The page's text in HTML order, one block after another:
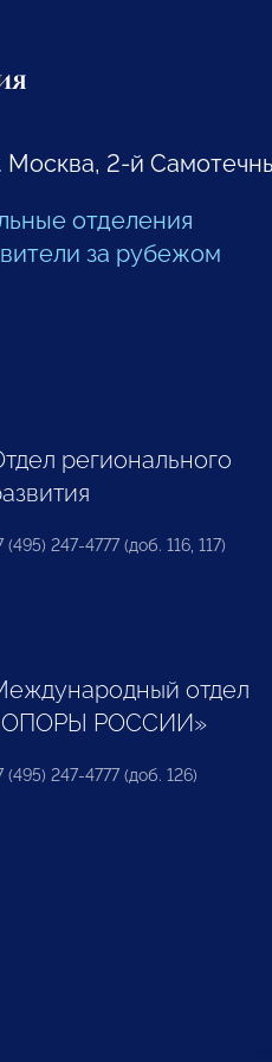
Москва, 2-й
отделения
за рубежом
регионального
(495) 247-4777 (доб. 116, 117)
отдел
РОССИИ»
(495) 247-4777 (доб. 126)